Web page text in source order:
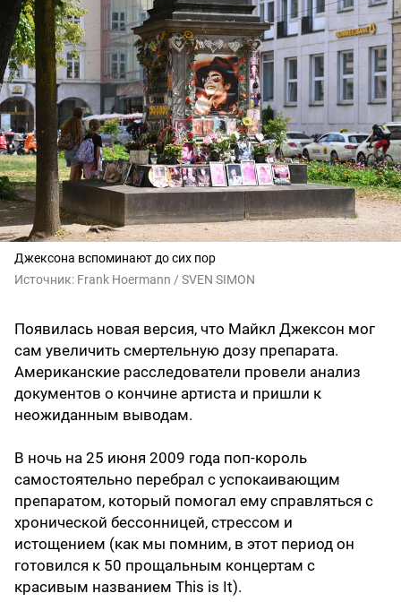
Джексона вспоминают до сих пор
Источник: Frank Hoermann / SVEN SIMON
Появилась новая версия, что Майкл Джексон мог
сам увеличить смертельную дозу препарата.
Американские расследователи провели анализ
документов о кончине артиста и пришли к
неожиданным выводам.
В ночь на 25 июня 2009 года поп-король
самостоятельно перебрал с успокаивающим
препаратом, который помогал ему справляться с
хронической бессонницей, стрессом и
истощением (как мы помним, в этот период он
готовился к 50 прощальным концертам с
красивым названием This is It).